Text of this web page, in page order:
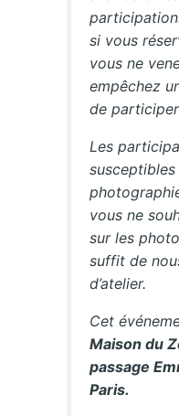
si vous
vous ne
empêchez
de participer
Les
susceptibles
vous ne
sur les
suffit de
d’atelier.
Cet
Maison du
passage
Paris.